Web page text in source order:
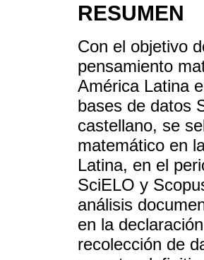
RESUMEN
Con el objetivo
pensamiento
América Latina
bases de datos
castellano, se
matemático en
Latina, en el
SciELO y
análisis
en la
recolección de